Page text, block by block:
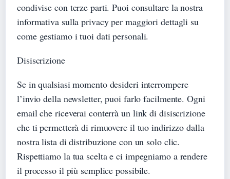
condivise con terze parti. Puoi consultare la nostra
informativa sulla privacy per maggiori dettagli su
come gestiamo i tuoi dati personali.
Disiscrizione
Se in qualsiasi momento desideri interrompere
l’invio della newsletter, puoi farlo facilmente. Ogni
email che riceverai conterrà un link di disiscrizione
che ti permetterà di rimuovere il tuo indirizzo dalla
nostra lista di distribuzione con un solo clic.
Rispettiamo la tua scelta e ci impegniamo a rendere
il processo il più semplice possibile.